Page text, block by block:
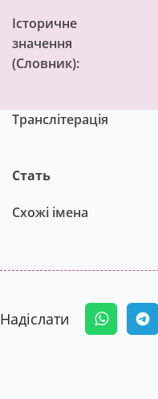
Історичне
значення
(Словник):
Транслітерація
Стать
Схожі імена
Надіслати